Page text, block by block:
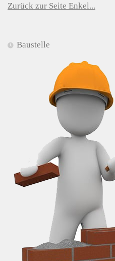
Zurück zur Seite Enkel...
Baustelle